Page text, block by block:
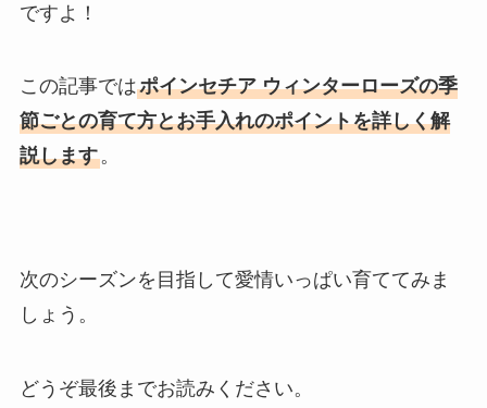
ですよ！
この記事ではポインセチア ウィンターローズの季
節ごとの育て方とお手入れのポイントを詳しく解
説します。
次のシーズンを目指して愛情いっぱい育ててみま
しょう。
どうぞ最後までお読みください。